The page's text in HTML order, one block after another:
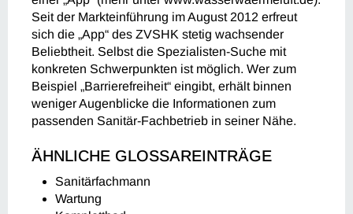
Seit der Markteinführung im August 2012 erfreut
sich die „App“ des ZVSHK stetig wachsender
Beliebtheit. Selbst die Spezialisten-Suche mit
konkreten Schwerpunkten ist möglich. Wer zum
Beispiel „Barrierefreiheit“ eingibt, erhält binnen
weniger Augenblicke die Informationen zum
passenden Sanitär-Fachbetrieb in seiner Nähe.
ÄHNLICHE GLOSSAREINTRÄGE
Sanitärfachmann
Wartung